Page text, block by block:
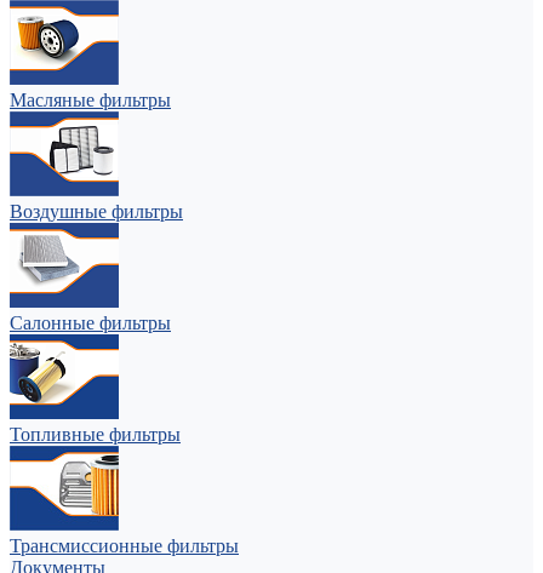
Масляные фильтры
Воздушные фильтры
Салонные фильтры
Топливные фильтры
Трансмиссионные фильтры
Документы